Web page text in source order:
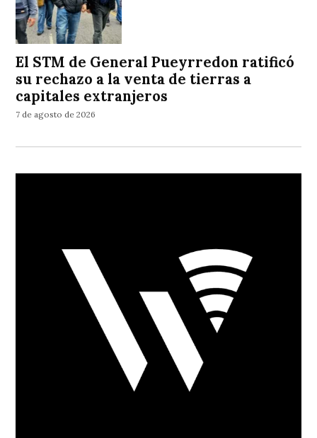
El STM de General Pueyrredon ratificó
su rechazo a la venta de tierras a
capitales extranjeros
7 de agosto de 2026